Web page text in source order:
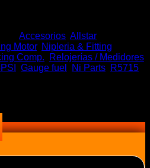
Accesorios Allstar
Motor, Nipleria & Fitting
Comp.
Relojerías / Medidores
Gauge fuel Ni Parts R5715